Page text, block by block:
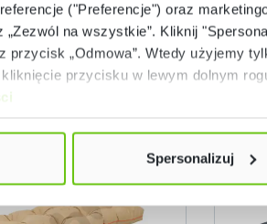
("Preferencje") oraz
na wszystkie”. Kliknij
przycisk „Odmowa”. Wtedy użyjemy
przycisku w lewym dolnym
Spersonalizuj